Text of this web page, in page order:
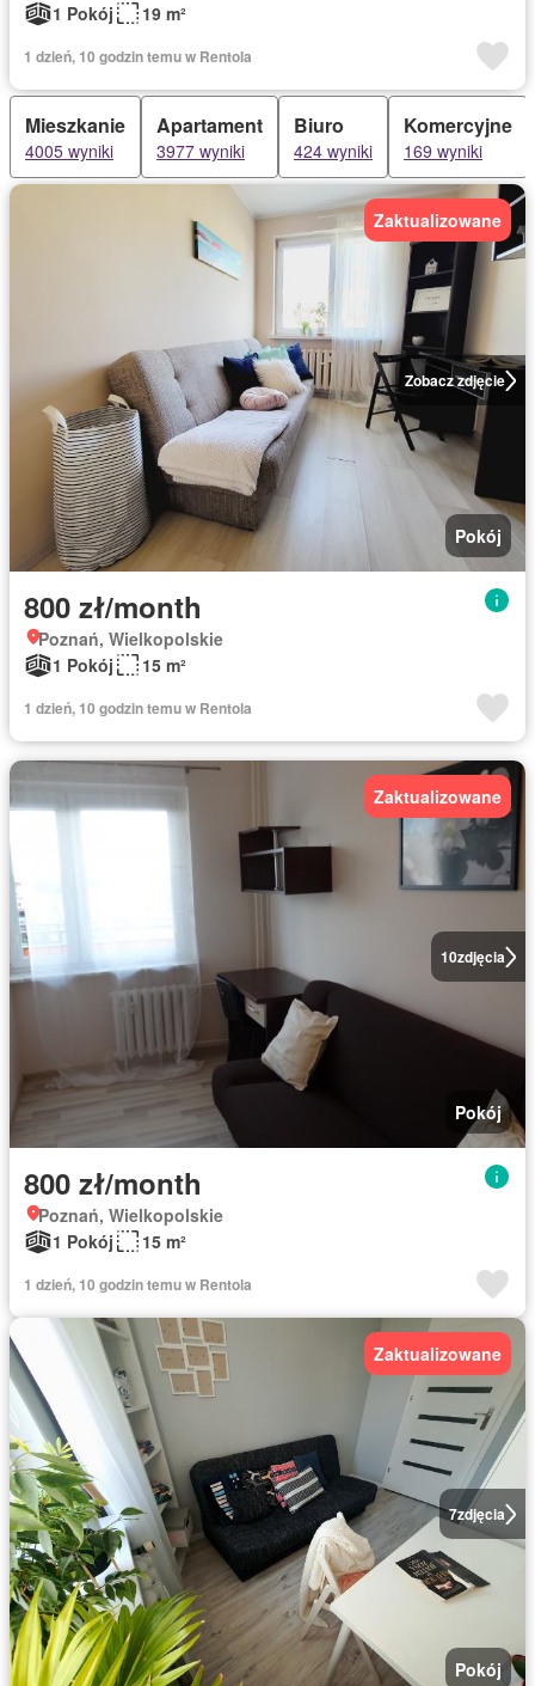
1 Pokój
19 m²
1 dzień, 10 godzin temu w Rentola
Mieszkanie
4005 wyniki
Apartament
3977 wyniki
Biuro
424 wyniki
Komercyjne
169 wyniki
Zobacz zdjęcie
Zaktualizowane
Pokój
800 zł/month
Poznań, Wielkopolskie
1 Pokój
15 m²
1 dzień, 10 godzin temu w Rentola
10zdjęcia
Zaktualizowane
Pokój
800 zł/month
Poznań, Wielkopolskie
1 Pokój
15 m²
1 dzień, 10 godzin temu w Rentola
7zdjęcia
Zaktualizowane
Pokój